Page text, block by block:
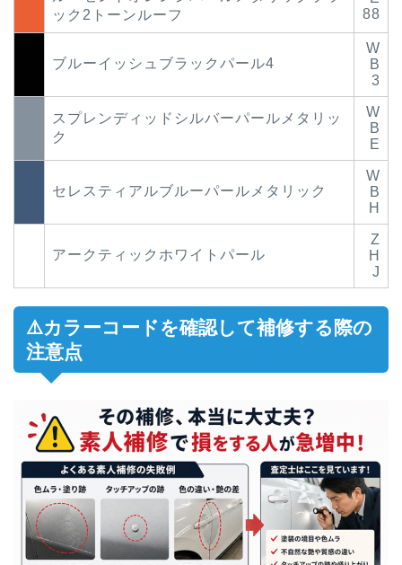
ック2トーンルーフ
88
ブルーイッシュブラックパール4
W
B
3
スプレンディッドシルバーパールメタリッ
ク
W
B
E
セレスティアルブルーパールメタリック
W
B
H
アークティックホワイトパール
Z
H
J
⚠️カラーコードを確認して補修する際の
注意点